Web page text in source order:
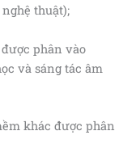
thuật);
phân vào
và sáng tác âm
khác được phân